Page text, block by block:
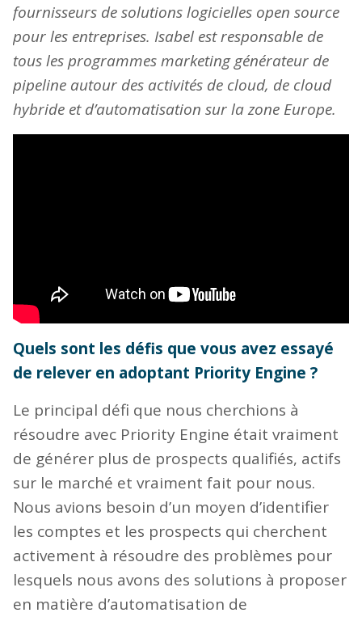
fournisseurs de solutions logicielles open source
pour les entreprises. Isabel est responsable de
tous les programmes marketing générateur de
pipeline autour des activités de cloud, de cloud
hybride et d’automatisation sur la zone Europe.
Quels sont les défis que vous avez essayé
de relever en adoptant Priority Engine ?
Le principal défi que nous cherchions à
résoudre avec Priority Engine était vraiment
de générer plus de prospects qualifiés, actifs
sur le marché et vraiment fait pour nous.
Nous avions besoin d’un moyen d’identifier
les comptes et les prospects qui cherchent
activement à résoudre des problèmes pour
lesquels nous avons des solutions à proposer
en matière d’automatisation de